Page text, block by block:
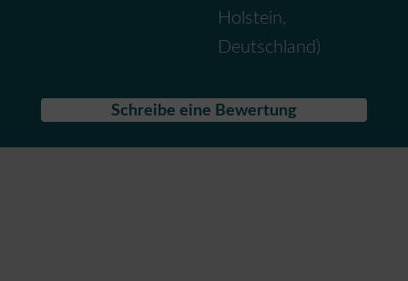
Holstein,
Deutschland )
Schreibe eine Bewertung